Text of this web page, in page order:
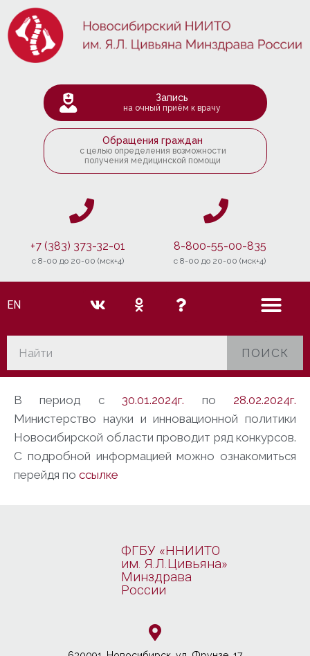
Запись
на очный приём к врачу
Обращения граждан
с целью определения возможности
получения медицинской помощи
+7 (383) 373-32-01
c 8-00 до 20-00 (мск+4)
8-800-55-00-835
c 8-00 до 20-00 (мск+4)
EN
ПОИСК
В период с30.01.2024г. по 28.02.2024г.
Министерство науки и инновационной политики
Новосибирской области проводит ряд конкурсов.
С подробной информацией можно ознакомиться
перейдя по ссылке
ФГБУ «ННИИТО
им. Я.Л.Цивьяна»
Минздрава
России